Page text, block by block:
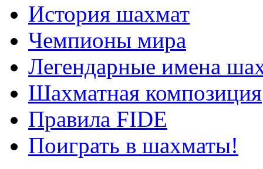
История шахмат
Чемпионы мира
Легендарные имена
Шахматная композиция
Правила FIDE
Поиграть в шахматы!